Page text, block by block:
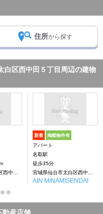
住所から探す
白区西中田５丁目周辺の建物
新着 掲載物件有
アパート
名取駅
徒歩35分
AIN MINAMISENDAI